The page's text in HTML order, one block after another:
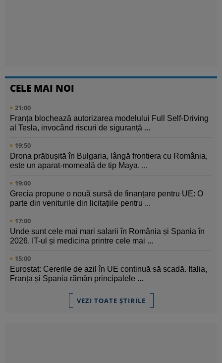
CELE MAI NOI
21:00
Franța blochează autorizarea modelului Full Self-Driving
al Tesla, invocând riscuri de siguranță ...
19:50
Drona prăbușită în Bulgaria, lângă frontiera cu România,
este un aparat-momeală de tip Maya, ...
19:00
Grecia propune o nouă sursă de finanțare pentru UE: O
parte din veniturile din licitațiile pentru ...
17:00
Unde sunt cele mai mari salarii în România și Spania în
2026. IT-ul și medicina printre cele mai ...
15:00
Eurostat: Cererile de azil în UE continuă să scadă. Italia,
Franța și Spania rămân principalele ...
VEZI TOATE ȘTIRILE